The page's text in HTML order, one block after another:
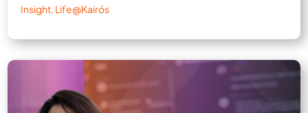
Insight, Life@Kairós